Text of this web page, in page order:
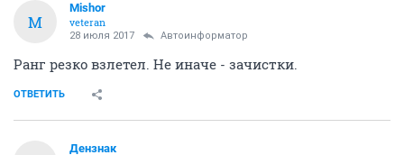
M
Mishor
veteran
28 июля 2017 Автоинформатор
Ранг резко взлетел. Не иначе - зачистки.
ОТВЕТИТЬ
Дензнак